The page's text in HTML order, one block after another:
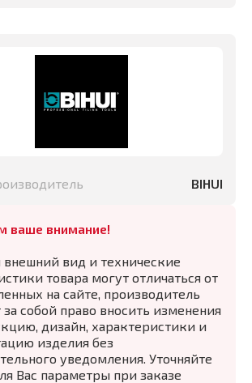
BIHUI
ваше внимание!
вид и технические
товара могут отличаться от
на сайте, производитель
за собой право вносить изменения
дизайн, характеристики и
изделия без
уведомления. Уточняйте
Вас параметры при заказе